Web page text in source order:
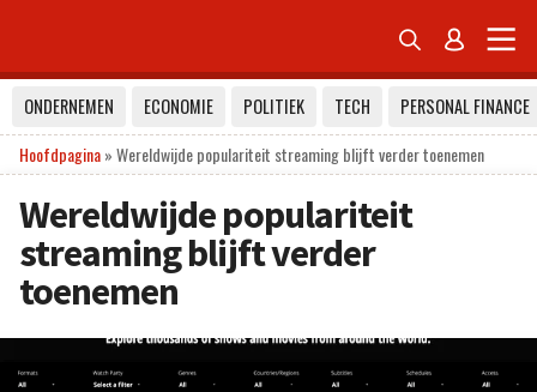
 
ONDERNEMEN ECONOMIE POLITIEK TECH
PERSONAL FINANCE
Hoofdpagina»Wereldwijde populariteit streaming blijft verder toenemen
Wereldwijde populariteit
streaming blijft verder
toenemen